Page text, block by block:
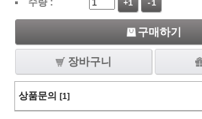
+1 -1
구매하기
장바구니
상품문의 [1]